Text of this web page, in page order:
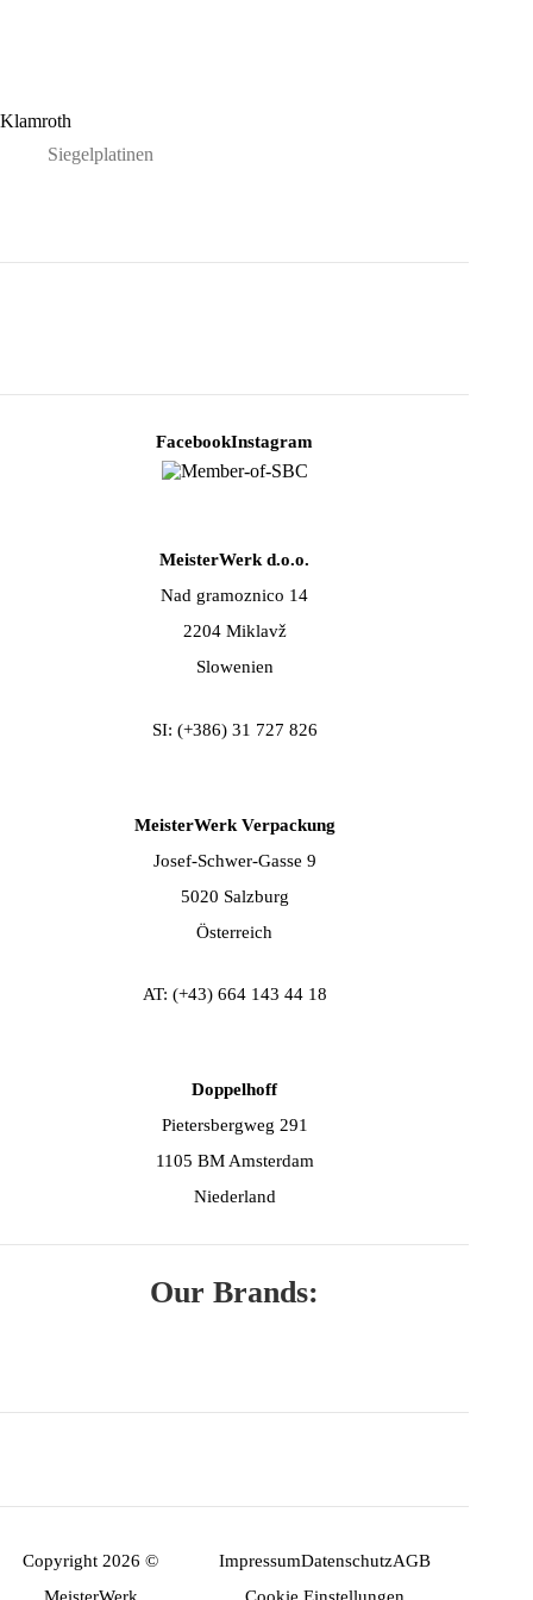
Klamroth
Siegelplatinen
FacebookInstagram
MeisterWerk d.o.o.
Nad gramoznico 14
2204 Miklavž
Slowenien
SI: (+386) 31 727 826
MeisterWerk Verpackung
Josef-Schwer-Gasse 9
5020 Salzburg
Österreich
AT: (+43) 664 143 44 18​
Doppelhoff
Pietersbergweg 291
1105 BM Amsterdam
Niederland
Our Brands:
Copyright 2026 ©
ImpressumDatenschutzAGB